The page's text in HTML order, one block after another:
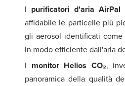
I purificatori d'aria AirPal
affidabile le particelle più
gli aerosol identificati
in modo efficiente dall'aria
I monitor Helios CO₂,
panoramica della qualità